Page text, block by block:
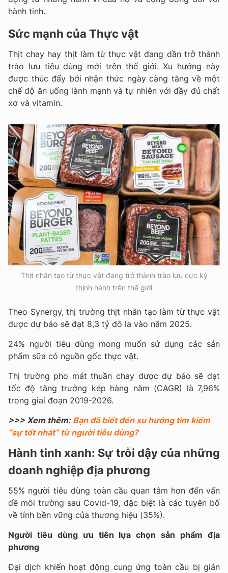
hành tinh.
Sức mạnh của Thực vật
Thịt chay hay thịt làm từ thực vật đang dần trở thành
trào lưu tiêu dùng mới trên thế giới. Xu hướng này
được thúc đẩy bởi nhận thức ngày càng tăng về một
chế độ ăn uống lành mạnh và tự nhiên với đầy đủ chất
xơ và vitamin.
Thịt nhân tạo từ thực vật đang trở thành trào lưu cực kỳ
thịnh hành trên thế giới
Theo Synergy, thị trường thịt nhân tạo làm từ thực vật
được dự báo sẽ đạt 8,3 tỷ đô la vào năm 2025.
24% người tiêu dùng mong muốn sử dụng các sản
phẩm sữa có nguồn gốc thực vật.
Thị trường pho mát thuần chay được dự báo sẽ đạt
tốc độ tăng trưởng kép hàng năm (CAGR) là 7,96%
trong giai đoạn 2019-2026.
>>> Xem thêm: Bạn đã biết đến xu hướng tìm kiếm
“sự tốt nhất” từ người tiêu dùng?
Hành tinh xanh: Sự trỗi dậy của những
doanh nghiệp địa phương
55% người tiêu dùng toàn cầu quan tâm hơn đến vấn
đề môi trường sau Covid-19, đặc biệt là các tuyên bố
về tính bền vững của thương hiệu (35%).
Người tiêu dùng ưu tiên lựa chọn sản phẩm địa
phương
Đại dịch khiến hoạt động cung ứng toàn cầu bị gián